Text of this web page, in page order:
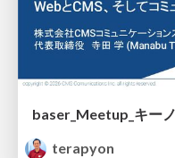
terapyon